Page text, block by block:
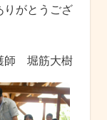
りがとうござ
師 堀筋大樹